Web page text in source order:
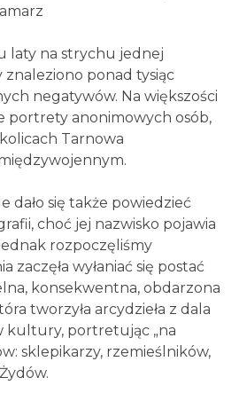
laty na strychu jednej
znaleziono ponad tysiąc
negatywów. Na większości
portrety anonimowych osób,
Tarnowa
dało się także powiedzieć
choć jej nazwisko pojawia
rozpoczęliśmy
zaczęła wyłaniać się postać
konsekwentna, obdarzona
tworzyła arcydzieła z dala
kultury, portretując „na
sklepikarzy, rzemieślników,